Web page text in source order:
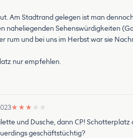
Am Stadtrand gelegen ist man
naheliegenden Sehenswürdigkeiten
rum und bei uns im Herbst war sie
nur empfehlen.
★ ★ ★ ★ ★
und Dusche, dann CP!
geschäftstüchtig?